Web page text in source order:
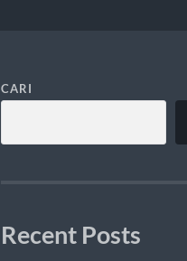
CARI
Recent Posts